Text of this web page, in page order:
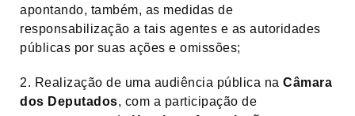
apontando, também, as medidas de
responsabilização a tais agentes e as autoridades
públicas por suas ações e omissões;
2. Realização de uma audiência pública na Câmara
dos Deputados, com a participação de